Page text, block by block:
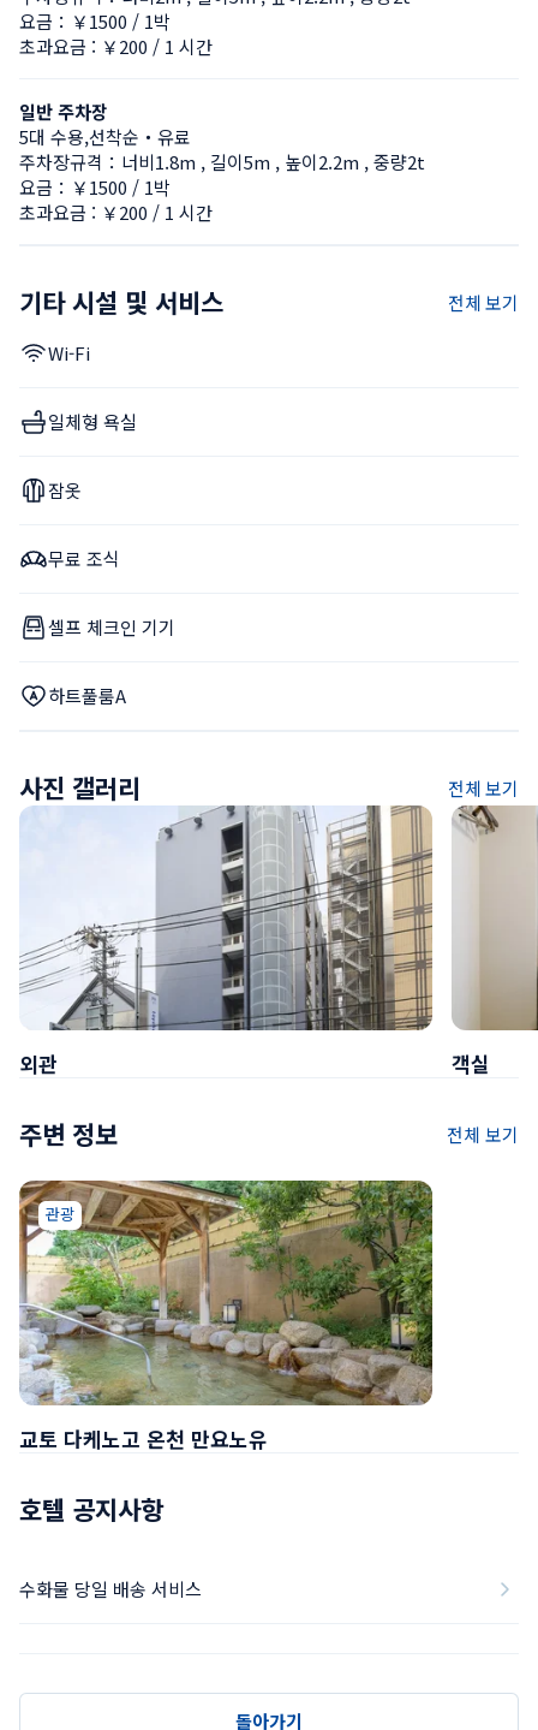
요금：￥1500 / 1박
초과요금 : ￥200 / 1 시간
일반 주차장
5대 수용,선착순・유료
주차장규격：너비1.8m , 길이5m , 높이2.2m , 중량2t
요금：￥1500 / 1박
초과요금 : ￥200 / 1 시간
기타 시설 및 서비스 전체 보기
Wi-Fi
일체형 욕실
잠옷
무료 조식
셀프 체크인 기기
하트풀룸A
사진 갤러리 전체 보기
외관 객실
주변 정보 전체 보기
교토 다케노고 온천 만요노유
관광
호텔 공지사항
수화물 당일 배송 서비스
돌아가기